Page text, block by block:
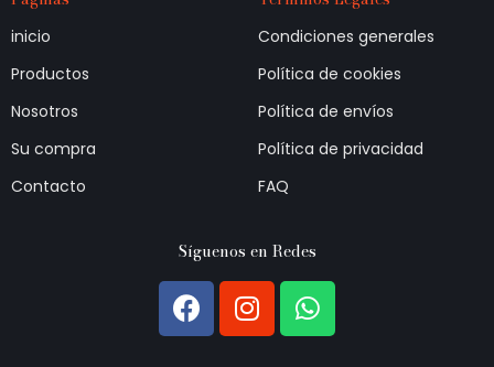
inicio
Productos
Nosotros
Su compra
Contacto
Condiciones generales
Política de cookies
Política de envíos
Política de privacidad
FAQ
Síguenos en Redes